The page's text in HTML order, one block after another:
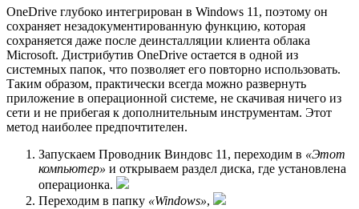
OneDrive глубоко интегрирован в Windows 11, поэтому он
сохраняет незадокументированную функцию, которая
сохраняется даже после деинсталляции клиента облака
Microsoft. Дистрибутив OneDrive остается в одной из
системных папок, что позволяет его повторно использовать.
Таким образом, практически всегда можно развернуть
приложение в операционной системе, не скачивая ничего из
сети и не прибегая к дополнительным инструментам. Этот
метод наиболее предпочтителен.
Запускаем Проводник Виндовс 11, переходим в «Этот
компьютер» и открываем раздел диска, где установлена
операционка.
Переходим в папку «Windows»,